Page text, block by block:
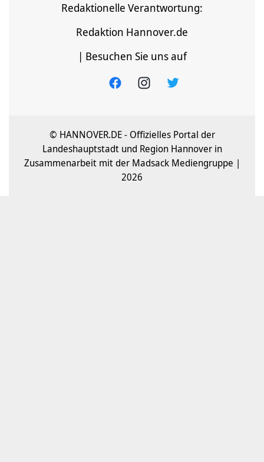
Redaktionelle Verantwortung:
Redaktion Hannover.de
| Besuchen Sie uns auf
© HANNOVER.DE - Offizielles Portal der
Landeshauptstadt und Region Hannover in
Zusammenarbeit mit der Madsack Mediengruppe |
2026